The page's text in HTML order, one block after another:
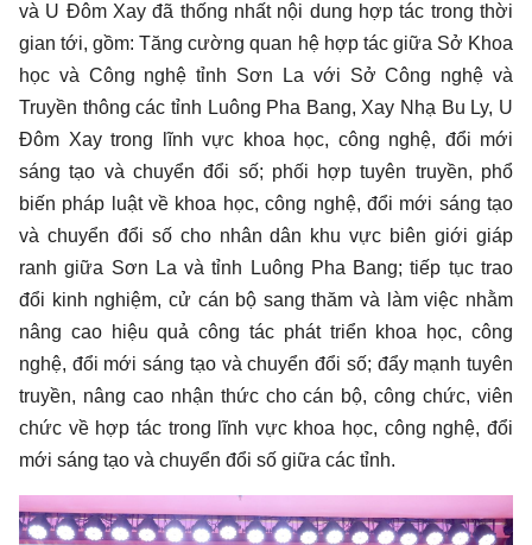
và U Đôm Xay đã thống nhất nội dung hợp tác trong thời
gian tới, gồm: Tăng cường quan hệ hợp tác giữa Sở Khoa
học và Công nghệ tỉnh Sơn La với Sở Công nghệ và
Truyền thông các tỉnh Luông Pha Bang, Xay Nhạ Bu Ly, U
Đôm Xay trong lĩnh vực khoa học, công nghệ, đổi mới
sáng tạo và chuyển đổi số; phối hợp tuyên truyền, phổ
biến pháp luật về khoa học, công nghệ, đổi mới sáng tạo
và chuyển đổi số cho nhân dân khu vực biên giới giáp
ranh giữa Sơn La và tỉnh Luông Pha Bang; tiếp tục trao
đổi kinh nghiệm, cử cán bộ sang thăm và làm việc nhằm
nâng cao hiệu quả công tác phát triển khoa học, công
nghệ, đổi mới sáng tạo và chuyển đổi số; đẩy mạnh tuyên
truyền, nâng cao nhận thức cho cán bộ, công chức, viên
chức về hợp tác trong lĩnh vực khoa học, công nghệ, đổi
mới sáng tạo và chuyển đổi số giữa các tỉnh.